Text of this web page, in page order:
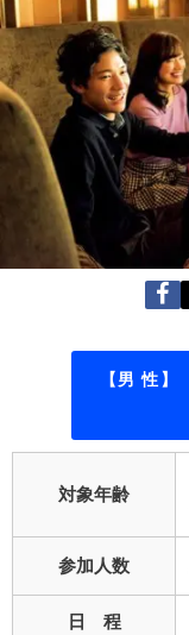
【男 性】
対象年齢
参加人数
日 程